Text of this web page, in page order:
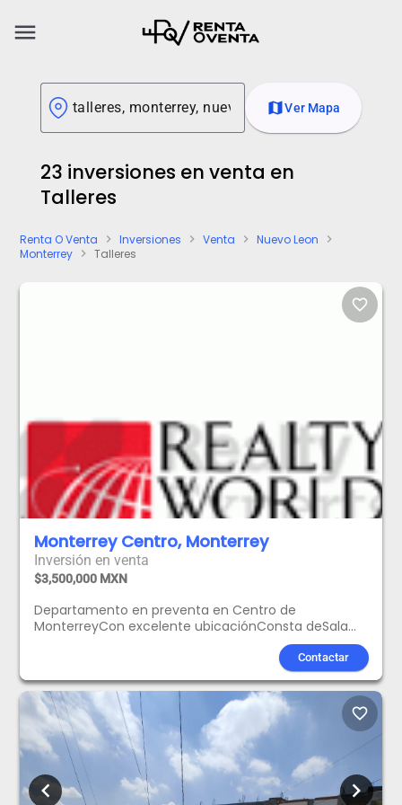
menu
mapVer Mapa
23 inversiones en venta en
Talleres
Renta O Venta chevron_right Inversiones chevron_right Venta chevron_right Nuevo Leon chevron_right
Monterrey chevron_right Talleres
favorite_border
Monterrey Centro, Monterrey
Inversión en venta
$3,500,000 MXN
Departamento en preventa en Centro de
MonterreyCon excelente ubicaciónConsta deSala
comedorCocinaArea de lavado1 Recamara1
BañoBalconAMENIDADESCoworkingLudotecaTerraza
BarSalon de uso multiplesTerrazas pergoladasFire
pitSky gymCancha de padelArea de
asadoresTerraza con albercaDemo kitchen con
terrazaSports barVita pistaTerraza socialArea de
meditacionSe entrega Febrero 2026PRECIO SUJETO A
CAMBIO SIN PREVIO AVISO
Contactar
favorite_border
chevron_left chevron_right